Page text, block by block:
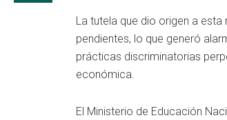
La tutela que dio origen a
pendientes, lo que generó
prácticas discriminatorias
económica.
El Ministerio de Educación